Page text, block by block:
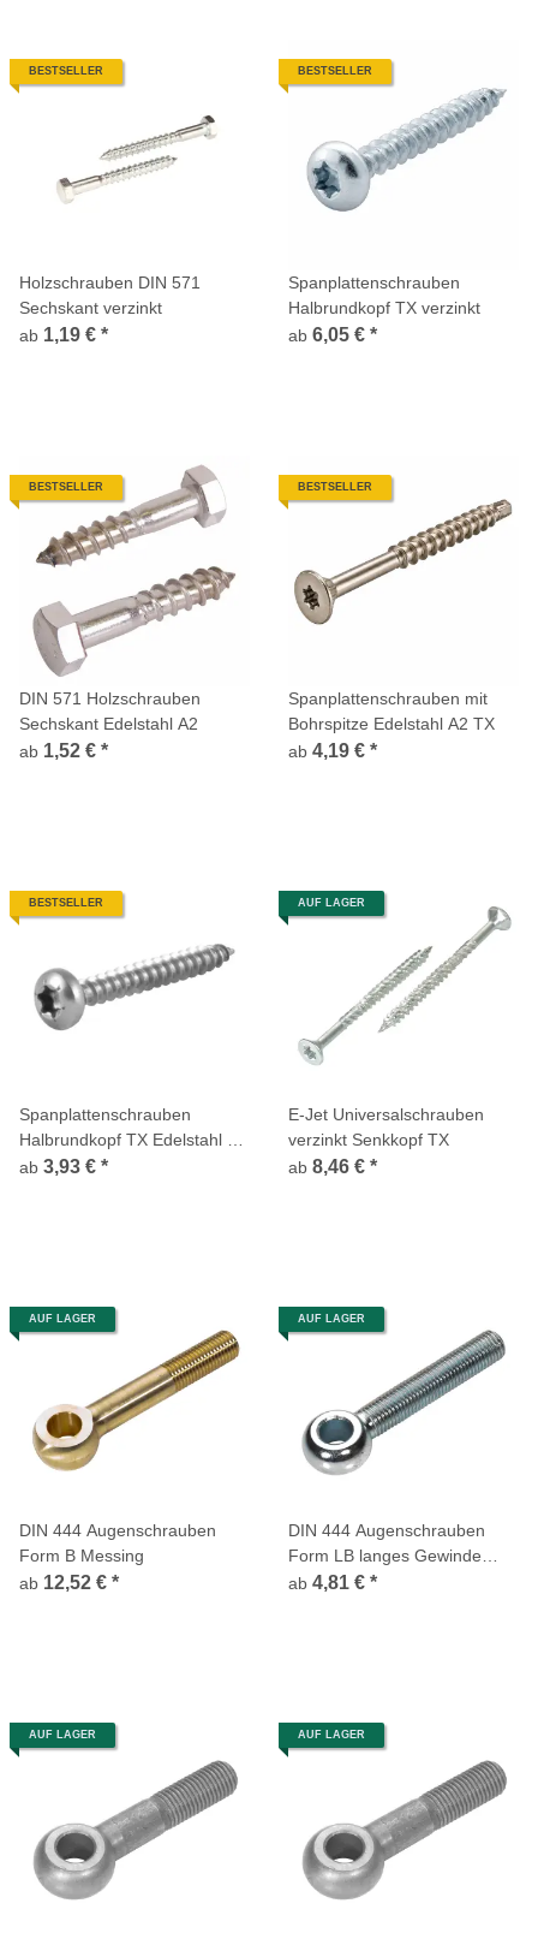
BESTSELLER
Holzschrauben DIN 571
Sechskant verzinkt
ab 1,19 € *
BESTSELLER
Spanplattenschrauben
Halbrundkopf TX verzinkt
ab 6,05 € *
BESTSELLER
DIN 571 Holzschrauben
Sechskant Edelstahl A2
ab 1,52 € *
BESTSELLER
Spanplattenschrauben mit
Bohrspitze Edelstahl A2 TX
ab 4,19 € *
BESTSELLER
Spanplattenschrauben
Halbrundkopf TX Edelstahl A2
Vollgewinde
ab 3,93 € *
AUF LAGER
E-Jet Universalschrauben
verzinkt Senkkopf TX
ab 8,46 € *
AUF LAGER
DIN 444 Augenschrauben
Form B Messing
ab 12,52 € *
AUF LAGER
DIN 444 Augenschrauben
Form LB langes Gewinde
Stahl 4.6 verzinkt
ab 4,81 € *
AUF LAGER AUF LAGER